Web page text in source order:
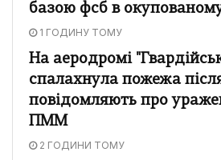
базою фсб в
1 ГОДИНУ ТОМУ
На аеродромі
спалахнула пожежа
повідомляють про
ПММ
2 ГОДИНИ ТОМУ